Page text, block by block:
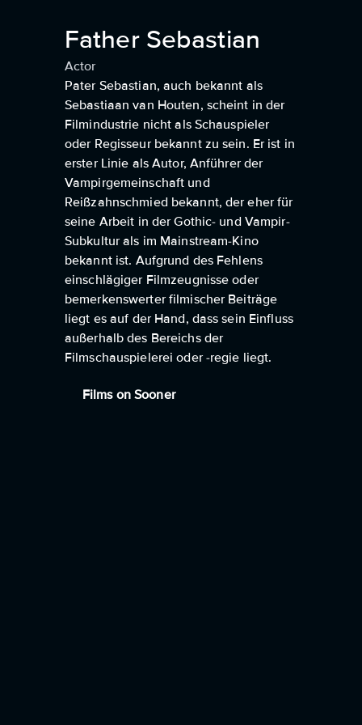
Father Sebastian
Actor
Pater Sebastian, auch bekannt als
Sebastiaan van Houten, scheint in der
Filmindustrie nicht als Schauspieler
oder Regisseur bekannt zu sein. Er ist in
erster Linie als Autor, Anführer der
Vampirgemeinschaft und
Reißzahnschmied bekannt, der eher für
seine Arbeit in der Gothic- und Vampir-
Subkultur als im Mainstream-Kino
bekannt ist. Aufgrund des Fehlens
einschlägiger Filmzeugnisse oder
bemerkenswerter filmischer Beiträge
liegt es auf der Hand, dass sein Einfluss
außerhalb des Bereichs der
Filmschauspielerei oder -regie liegt.
Films on Sooner